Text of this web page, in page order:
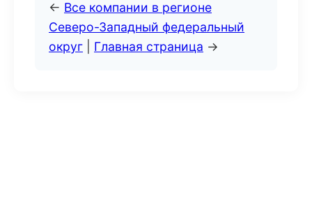
← Все компании в регионе
Северо-Западный федеральный
округ
Главная страница →